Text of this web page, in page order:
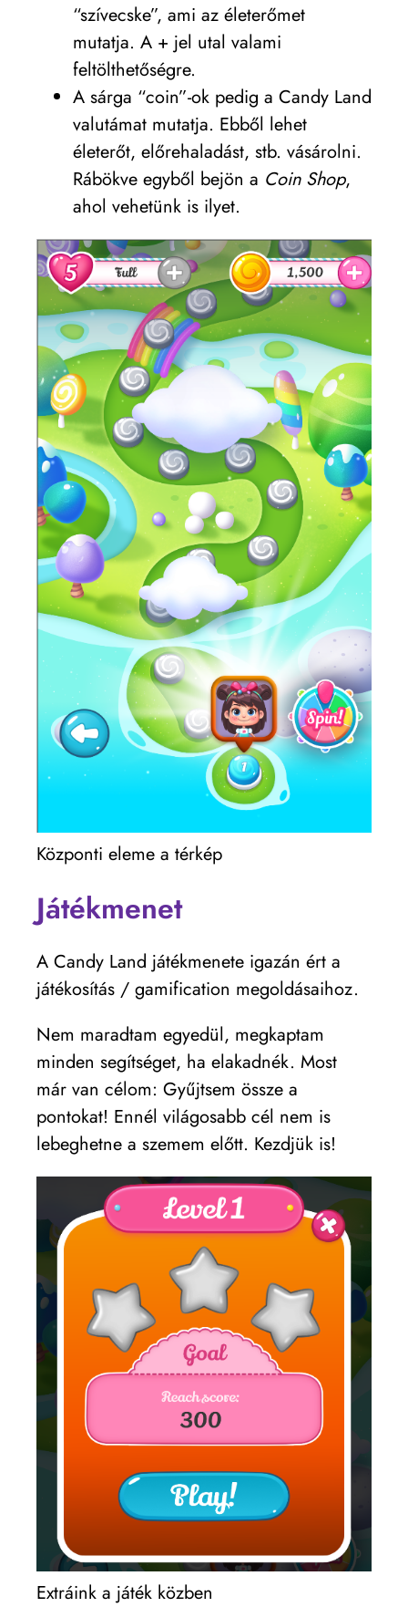
“szívecske”, ami az életerőmet
mutatja. A + jel utal valami
feltölthetőségre.
A sárga “coin”-ok pedig a Candy Land
valutámat mutatja. Ebből lehet
életerőt, előrehaladást, stb. vásárolni.
Rábökve egyből bejön a Coin Shop,
ahol vehetünk is ilyet.
Központi eleme a térkép
Játékmenet
A Candy Land játékmenete igazán ért a
játékosítás / gamification megoldásaihoz.
Nem maradtam egyedül, megkaptam
minden segítséget, ha elakadnék. Most
már van célom: Gyűjtsem össze a
pontokat! Ennél világosabb cél nem is
lebeghetne a szemem előtt. Kezdjük is!
Extráink a játék közben